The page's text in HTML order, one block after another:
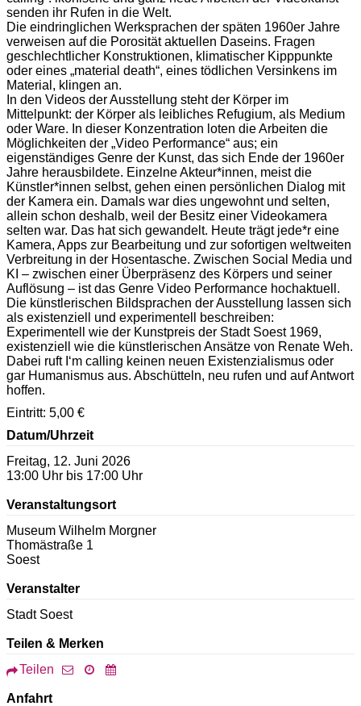
senden ihr Rufen in die Welt.
Die eindringlichen Werksprachen der späten 1960er Jahre
verweisen auf die Porosität aktuellen Daseins. Fragen
geschlechtlicher Konstruktionen, klimatischer Kipppunkte
oder eines „material death“, eines tödlichen Versinkens im
Material, klingen an.
In den Videos der Ausstellung steht der Körper im
Mittelpunkt: der Körper als leibliches Refugium, als Medium
oder Ware. In dieser Konzentration loten die Arbeiten die
Möglichkeiten der „Video Performance“ aus; ein
eigenständiges Genre der Kunst, das sich Ende der 1960er
Jahre herausbildete. Einzelne Akteur*innen, meist die
Künstler*innen selbst, gehen einen persönlichen Dialog mit
der Kamera ein. Damals war dies ungewohnt und selten,
allein schon deshalb, weil der Besitz einer Videokamera
selten war. Das hat sich gewandelt. Heute trägt jede*r eine
Kamera, Apps zur Bearbeitung und zur sofortigen weltweiten
Verbreitung in der Hosentasche. Zwischen Social Media und
KI – zwischen einer Überpräsenz des Körpers und seiner
Auflösung – ist das Genre Video Performance hochaktuell.
Die künstlerischen Bildsprachen der Ausstellung lassen sich
als existenziell und experimentell beschreiben:
Experimentell wie der Kunstpreis der Stadt Soest 1969,
existenziell wie die künstlerischen Ansätze von Renate Weh.
Dabei ruft I‘m calling keinen neuen Existenzialismus oder
gar Humanismus aus. Abschütteln, neu rufen und auf Antwort
hoffen.
Eintritt: 5,00 €
Datum/Uhrzeit
Freitag, 12. Juni 2026
13:00 Uhr bis 17:00 Uhr
Veranstaltungsort
Museum Wilhelm Morgner
Thomästraße 1
Soest
Veranstalter
Stadt Soest
Teilen & Merken
Teilen
Anfahrt